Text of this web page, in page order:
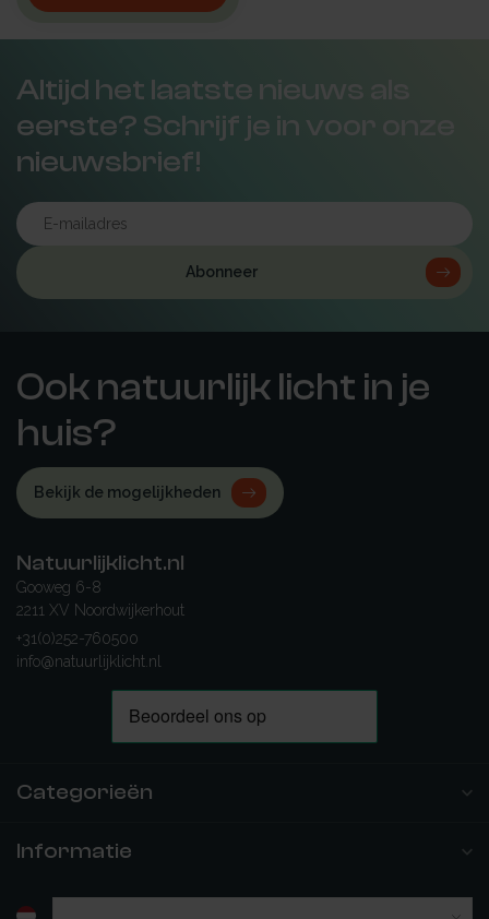
Altijd het laatste nieuws als
eerste? Schrijf je in voor onze
nieuwsbrief!
Abonneer
Ook natuurlijk licht in je
huis?
Bekijk de mogelijkheden
Natuurlijklicht.nl
Gooweg 6-8
2211 XV Noordwijkerhout
+31(0)252-760500
info@natuurlijklicht.nl
Categorieën
Informatie